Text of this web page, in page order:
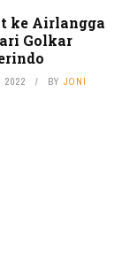
ke Airlangga
Golkar
2022 BY JONI